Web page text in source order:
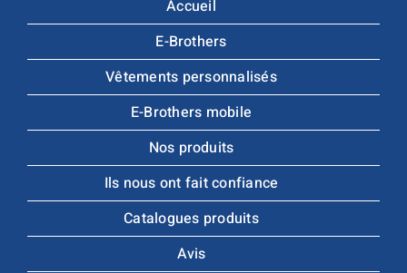
Accueil
E-Brothers
Vêtements personnalisés
E-Brothers mobile
Nos produits
Ils nous ont fait confiance
Catalogues produits
Avis